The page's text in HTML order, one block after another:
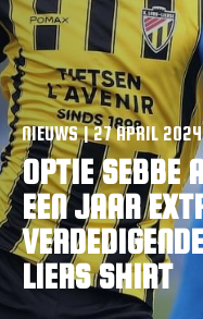
NIEUWS | 27 APRIL 2024
OPTIE SEBBE
EEN JAAR
LIERS SHIRT